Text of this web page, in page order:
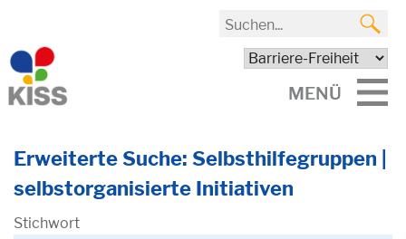
MENÜ
Erweiterte Suche: Selbsthilfegruppen |
selbstorganisierte Initiativen
Stichwort